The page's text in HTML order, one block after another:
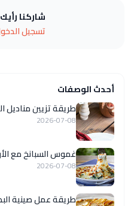
شاركنا
تسجيل
أحدث الوصفات
طريقة تزيين مناديل
2026-07-08
غموس السبانخ مع
2026-07-08
طريقة عمل صينية